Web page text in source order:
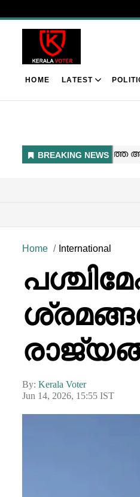
HOME LATEST
Home International
By: Kerala Voter
Jun 14, 2026, 15:55 IST